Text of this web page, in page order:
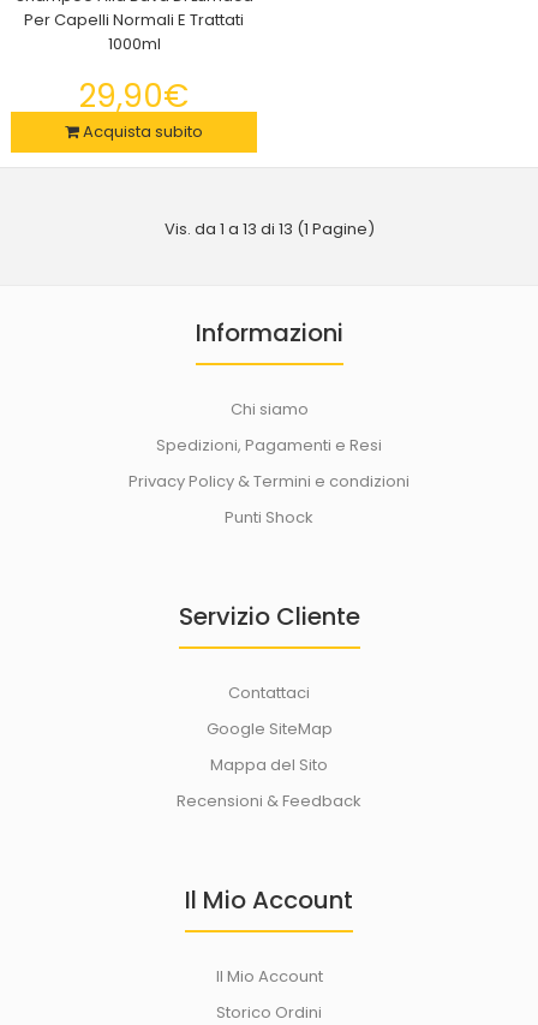
Tagliacapelli professionale regola barba rasoio elettrico con
testa di taglio in acciaio e titanio c..
Rasoio Taglia Capelli Con Lame In Acciaio Inox pettine da 3mm
a 12mm
28,50€
Per Capelli Normali E Trattati
1000ml
29,90€
Acquista subito
Vis. da 1 a 13 di 13 (1 Pagine)
Informazioni
Chi siamo
Spedizioni, Pagamenti e Resi
Privacy Policy & Termini e condizioni
Punti Shock
Servizio Cliente
Contattaci
Google SiteMap
Mappa del Sito
Recensioni & Feedback
Il Mio Account
Il Mio Account
Storico Ordini